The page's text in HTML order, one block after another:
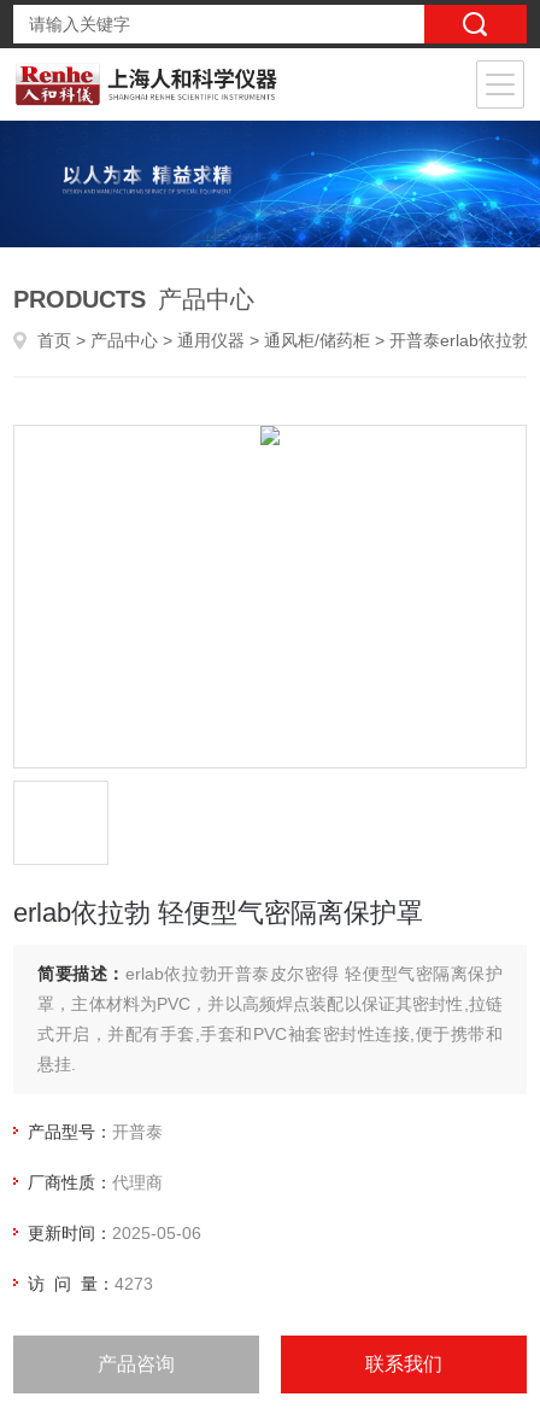
PRODUCTS 产品中心
首页 > 产品中心 >通用仪器 >通风柜/储药柜 > 开普泰erlab依拉勃 轻便型气密隔离保护罩
erlab依拉勃 轻便型气密隔离保护罩
简要描述： erlab依拉勃开普泰皮尔密得 轻便型气密隔离保护
罩，主体材料为PVC，并以高频焊点装配以保证其密封性,拉链
式开启，并配有手套,手套和PVC袖套密封性连接,便于携带和
悬挂.
产品型号：开普泰
厂商性质：代理商
更新时间： 2025-05-06
访 问 量：4273
产品咨询 联系我们